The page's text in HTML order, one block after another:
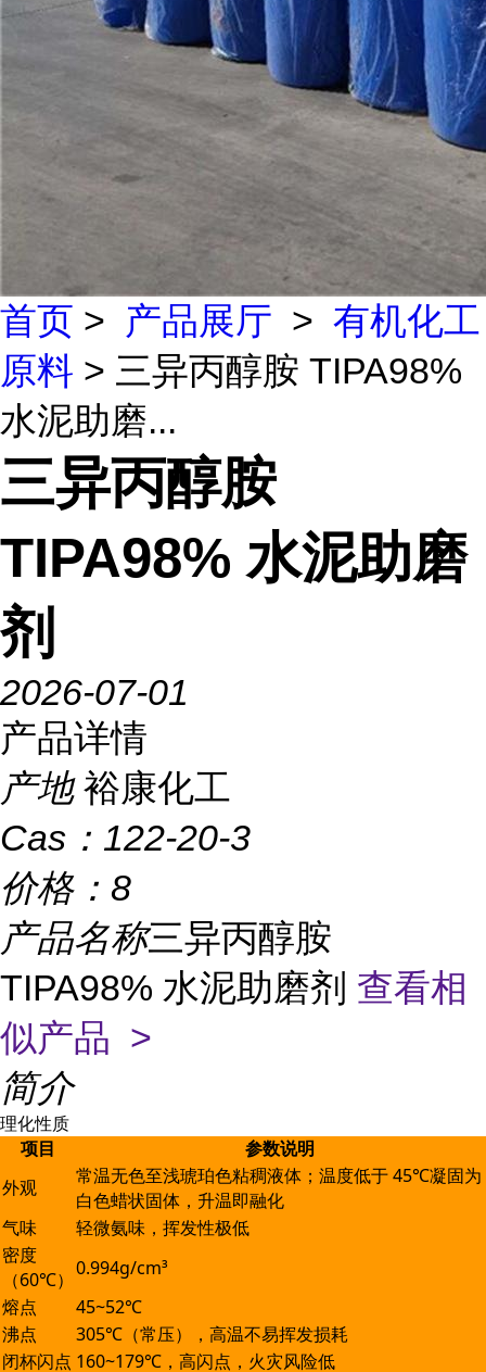
首页 > 产品展厅 > 有机化工
原料 > 三异丙醇胺 TIPA98%
水泥助磨...
三异丙醇胺
TIPA98% 水泥助磨
剂
2026-07-01
产品详情
产地 裕康化工
Cas： 122-20-3
价格： 8
产品名称三异丙醇胺
TIPA98% 水泥助磨剂 查看相
似产品 >
简介
理化性质
项目
参数说明
外观
常温无色至浅琥珀色粘稠液体；温度低于 45℃凝固为
白色蜡状固体，升温即融化
气味
轻微氨味，挥发性极低
密度
（60℃） 0.994g/cm³
熔点
45~52℃
沸点
305℃（常压），高温不易挥发损耗
闭杯闪点 160~179℃，高闪点，火灾风险低